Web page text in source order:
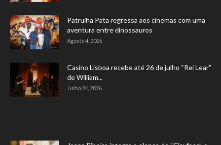
Patrulha Pata regressa aos cinemas com uma
aventura entre dinossauros
Agosto 4, 2026
Casino Lisboa recebe até 26 de julho “Rei Lear”
de William...
Julho 24, 2026